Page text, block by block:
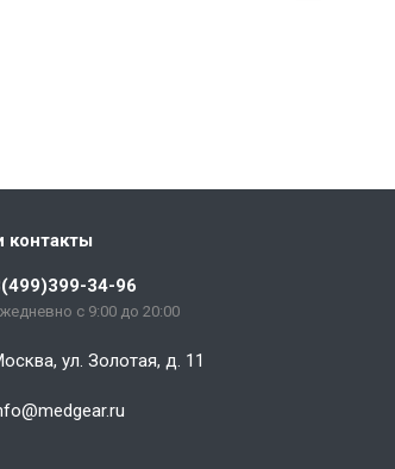
контакты
34-96
с 9:00 до 20:00
ул. Золотая, д. 11